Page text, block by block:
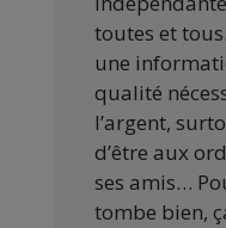
toutes et
une
qualité
l’argent,
d’être aux
ses amis…
tombe bien,